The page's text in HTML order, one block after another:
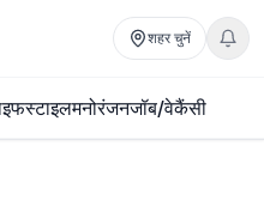
शहर चुनें
मनोरंजनजॉब/वेकैंसी